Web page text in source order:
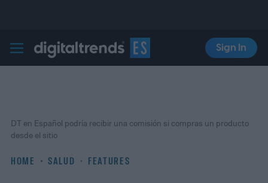
Digital Trends Español
Sign In
HOME SALUD FEATURES
DT en Español podría recibir una comisión si compras un producto
desde el sitio